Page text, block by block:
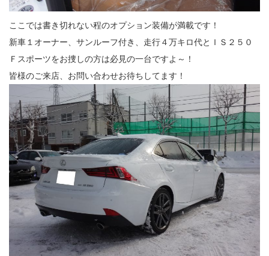
ここでは書き切れない程のオプション装備が満載です！
新車１オーナー、サンルーフ付き、走行４万キロ代とＩＳ２５０
Ｆスポーツをお捜しの方は必見の一台ですよ～！
皆様のご来店、お問い合わせお待ちしてます！